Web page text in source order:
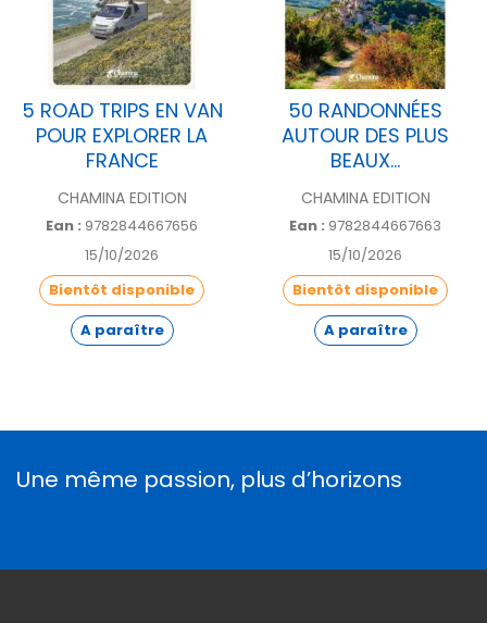
5 ROAD TRIPS EN VAN
POUR EXPLORER LA
FRANCE
CHAMINA EDITION
Ean : 9782844667656
15/10/2026
Bientôt disponible
A paraître
50 RANDONNÉES
AUTOUR DES PLUS
BEAUX...
CHAMINA EDITION
Ean : 9782844667663
15/10/2026
Bientôt disponible
A paraître
Une même passion, plus d’horizons